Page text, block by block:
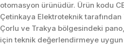
otomasyon ürünüdür. Ürün kodu
Çetinkaya Elektroteknik
Çorlu ve Trakya bölgesindeki
için teknik değerlendirmeye